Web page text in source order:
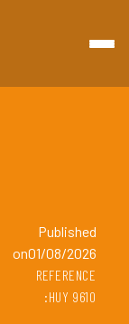
Published
on01/08/2026
REFERENCE
:HUY 9610